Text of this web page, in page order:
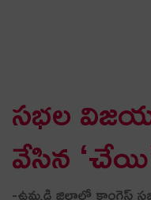
స‌భ‌ల
వేసిన